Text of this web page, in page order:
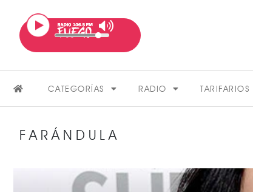
CATEGORÍAS RADIO TARIFARIOS
FARÁNDULA